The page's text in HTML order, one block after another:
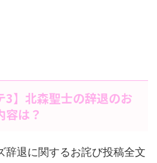
3】北森聖士の辞退のお
容は？
辞退に関するお詫び投稿全文